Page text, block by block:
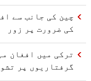
چین کی جانب سے
کی ضرورت پر زور
ترکی میں افغان
گرفتاریوں پر